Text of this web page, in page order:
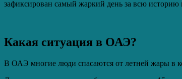
зафиксирован самый жаркий день за всю историю
Какая ситуация в ОАЭ?
В ОАЭ многие люди спасаются от летней жары в